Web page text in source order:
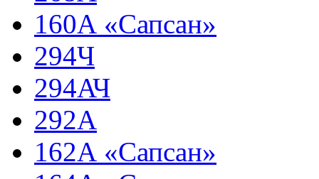
160А «Сапсан»
294Ч
294АЧ
292А
162А «Сапсан»